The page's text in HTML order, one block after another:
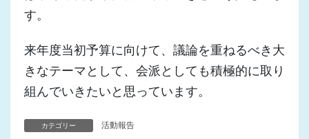
す。
来年度当初予算に向けて、議論を重ねるべき大
きなテーマとして、会派としても積極的に取り
組んでいきたいと思っています。
カテゴリー 活動報告